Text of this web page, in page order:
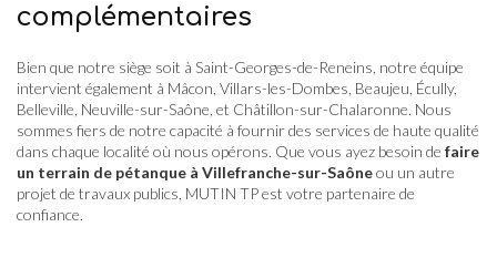
complémentaires
Bien que notre siège soit à Saint-Georges-de-Reneins, notre équipe
intervient également à Mâcon, Villars-les-Dombes, Beaujeu, Écully,
Belleville, Neuville-sur-Saône, et Châtillon-sur-Chalaronne. Nous
sommes fiers de notre capacité à fournir des services de haute qualité
dans chaque localité où nous opérons. Que vous ayez besoin de faire
un terrain de pétanque à Villefranche-sur-Saôneou un autre
projet de travaux publics, MUTIN TP est votre partenaire de
confiance.